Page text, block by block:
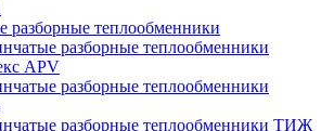
разборные теплообменники
разборные теплообменники
APV
разборные теплообменники
разборные теплообменники ТИЖ